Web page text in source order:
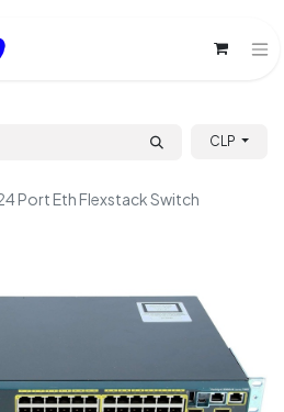
CLP
Port Eth Flexstack Switch